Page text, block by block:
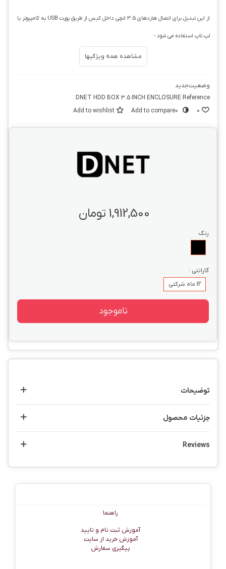
از این تبدیل برای اتصال هاردهای 3.5 انچی داخل کیس از طریق پورت USB به کامپیوتر یا
لپ تاپ استفاده می شود.-
مشاهده همه ویژگیها
وضعیتجدید
Reference:
DNET HDD BOX 3.5 INCH ENCLOSURE
0
Add to compare0
Add to wishlist
1,912,500 تومان
رنگ
گارانتی :
12 ماه شرکتی
ناموجود
توضیحات
جزئیات محصول
Reviews
راهنما
آموزش ثبت نام و تایید
آموزش خرید از سایت
پیگیری سفارش